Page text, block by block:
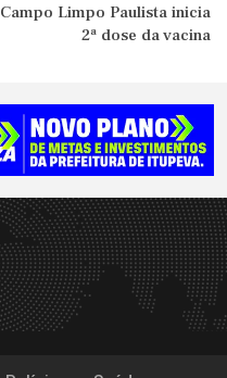
Campo Limpo Paulista inicia
2ª dose da vacina